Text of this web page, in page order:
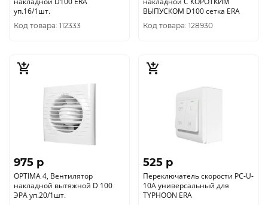
уп.16/1шт.
Код товара: 112333
ВЫПУСКОМ D100 сетка ERA
Код товара: 128930
975 p
OPTIMA 4, Вентилятор
накладной вытяжной D 100
ЭРА уп.20/1шт.
525 p
Переключатель скорости PC-U-
10A универсальный для
TYPHOON ERA